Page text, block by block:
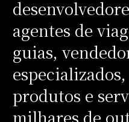
agentes de
guias,
produtos e
milhares de